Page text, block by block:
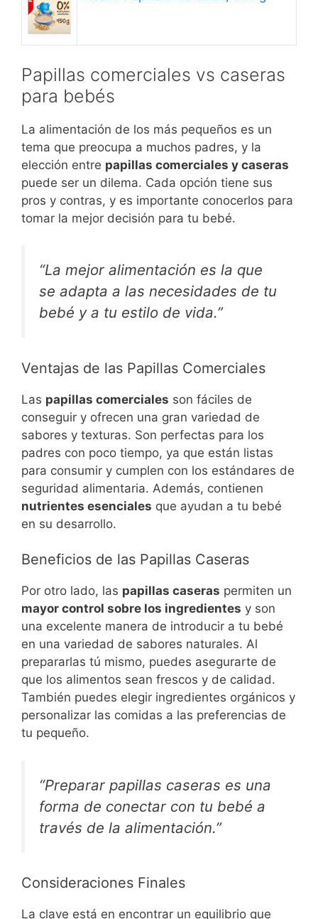
Papillas comerciales vs caseras
para bebés
La alimentación de los más pequeños es un
tema que preocupa a muchos padres, y la
elección entre papillas comerciales y caseras
puede ser un dilema. Cada opción tiene sus
pros y contras, y es importante conocerlos para
tomar la mejor decisión para tu bebé.
“La mejor alimentación es la que
se adapta a las necesidades de tu
bebé y a tu estilo de vida.”
Ventajas de las Papillas Comerciales
Las papillas comerciales son fáciles de
conseguir y ofrecen una gran variedad de
sabores y texturas. Son perfectas para los
padres con poco tiempo, ya que están listas
para consumir y cumplen con los estándares de
seguridad alimentaria. Además, contienen
nutrientes esenciales que ayudan a tu bebé
en su desarrollo.
Beneficios de las Papillas Caseras
Por otro lado, las papillas caseras permiten un
mayor control sobre los ingredientes y son
una excelente manera de introducir a tu bebé
en una variedad de sabores naturales. Al
prepararlas tú mismo, puedes asegurarte de
que los alimentos sean frescos y de calidad.
También puedes elegir ingredientes orgánicos y
personalizar las comidas a las preferencias de
tu pequeño.
“Preparar papillas caseras es una
forma de conectar con tu bebé a
través de la alimentación.”
Consideraciones Finales
La clave está en encontrar un equilibrio que